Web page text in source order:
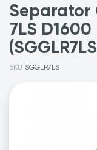
Separator
7LS
SKU SGGLR7LS